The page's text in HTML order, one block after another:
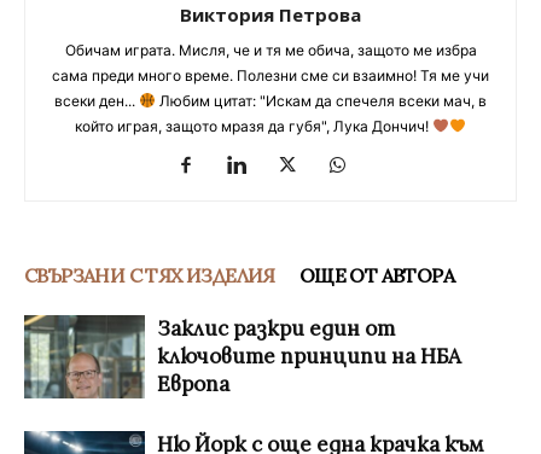
Виктория Петрова
Обичам играта. Мисля, че и тя ме обича, защото ме избра
сама преди много време. Полезни сме си взаимно! Тя ме учи
всеки ден...
Любим цитат: "Искам да спечеля всеки мач, в
който играя, защото мразя да губя", Лука Дончич!
СВЪРЗАНИ С ТЯХ ИЗДЕЛИЯ ОЩЕ ОТ АВТОРА
Заклис разкри един от
ключовите принципи на НБА
Европа
Ню Йорк с още една крачка към